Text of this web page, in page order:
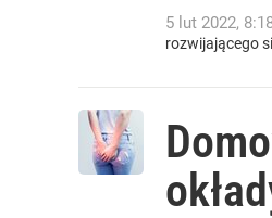
5 lut 2022,
rozwijającego